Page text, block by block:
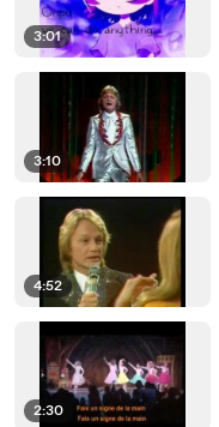
3:01
3:10
4:52
2:30